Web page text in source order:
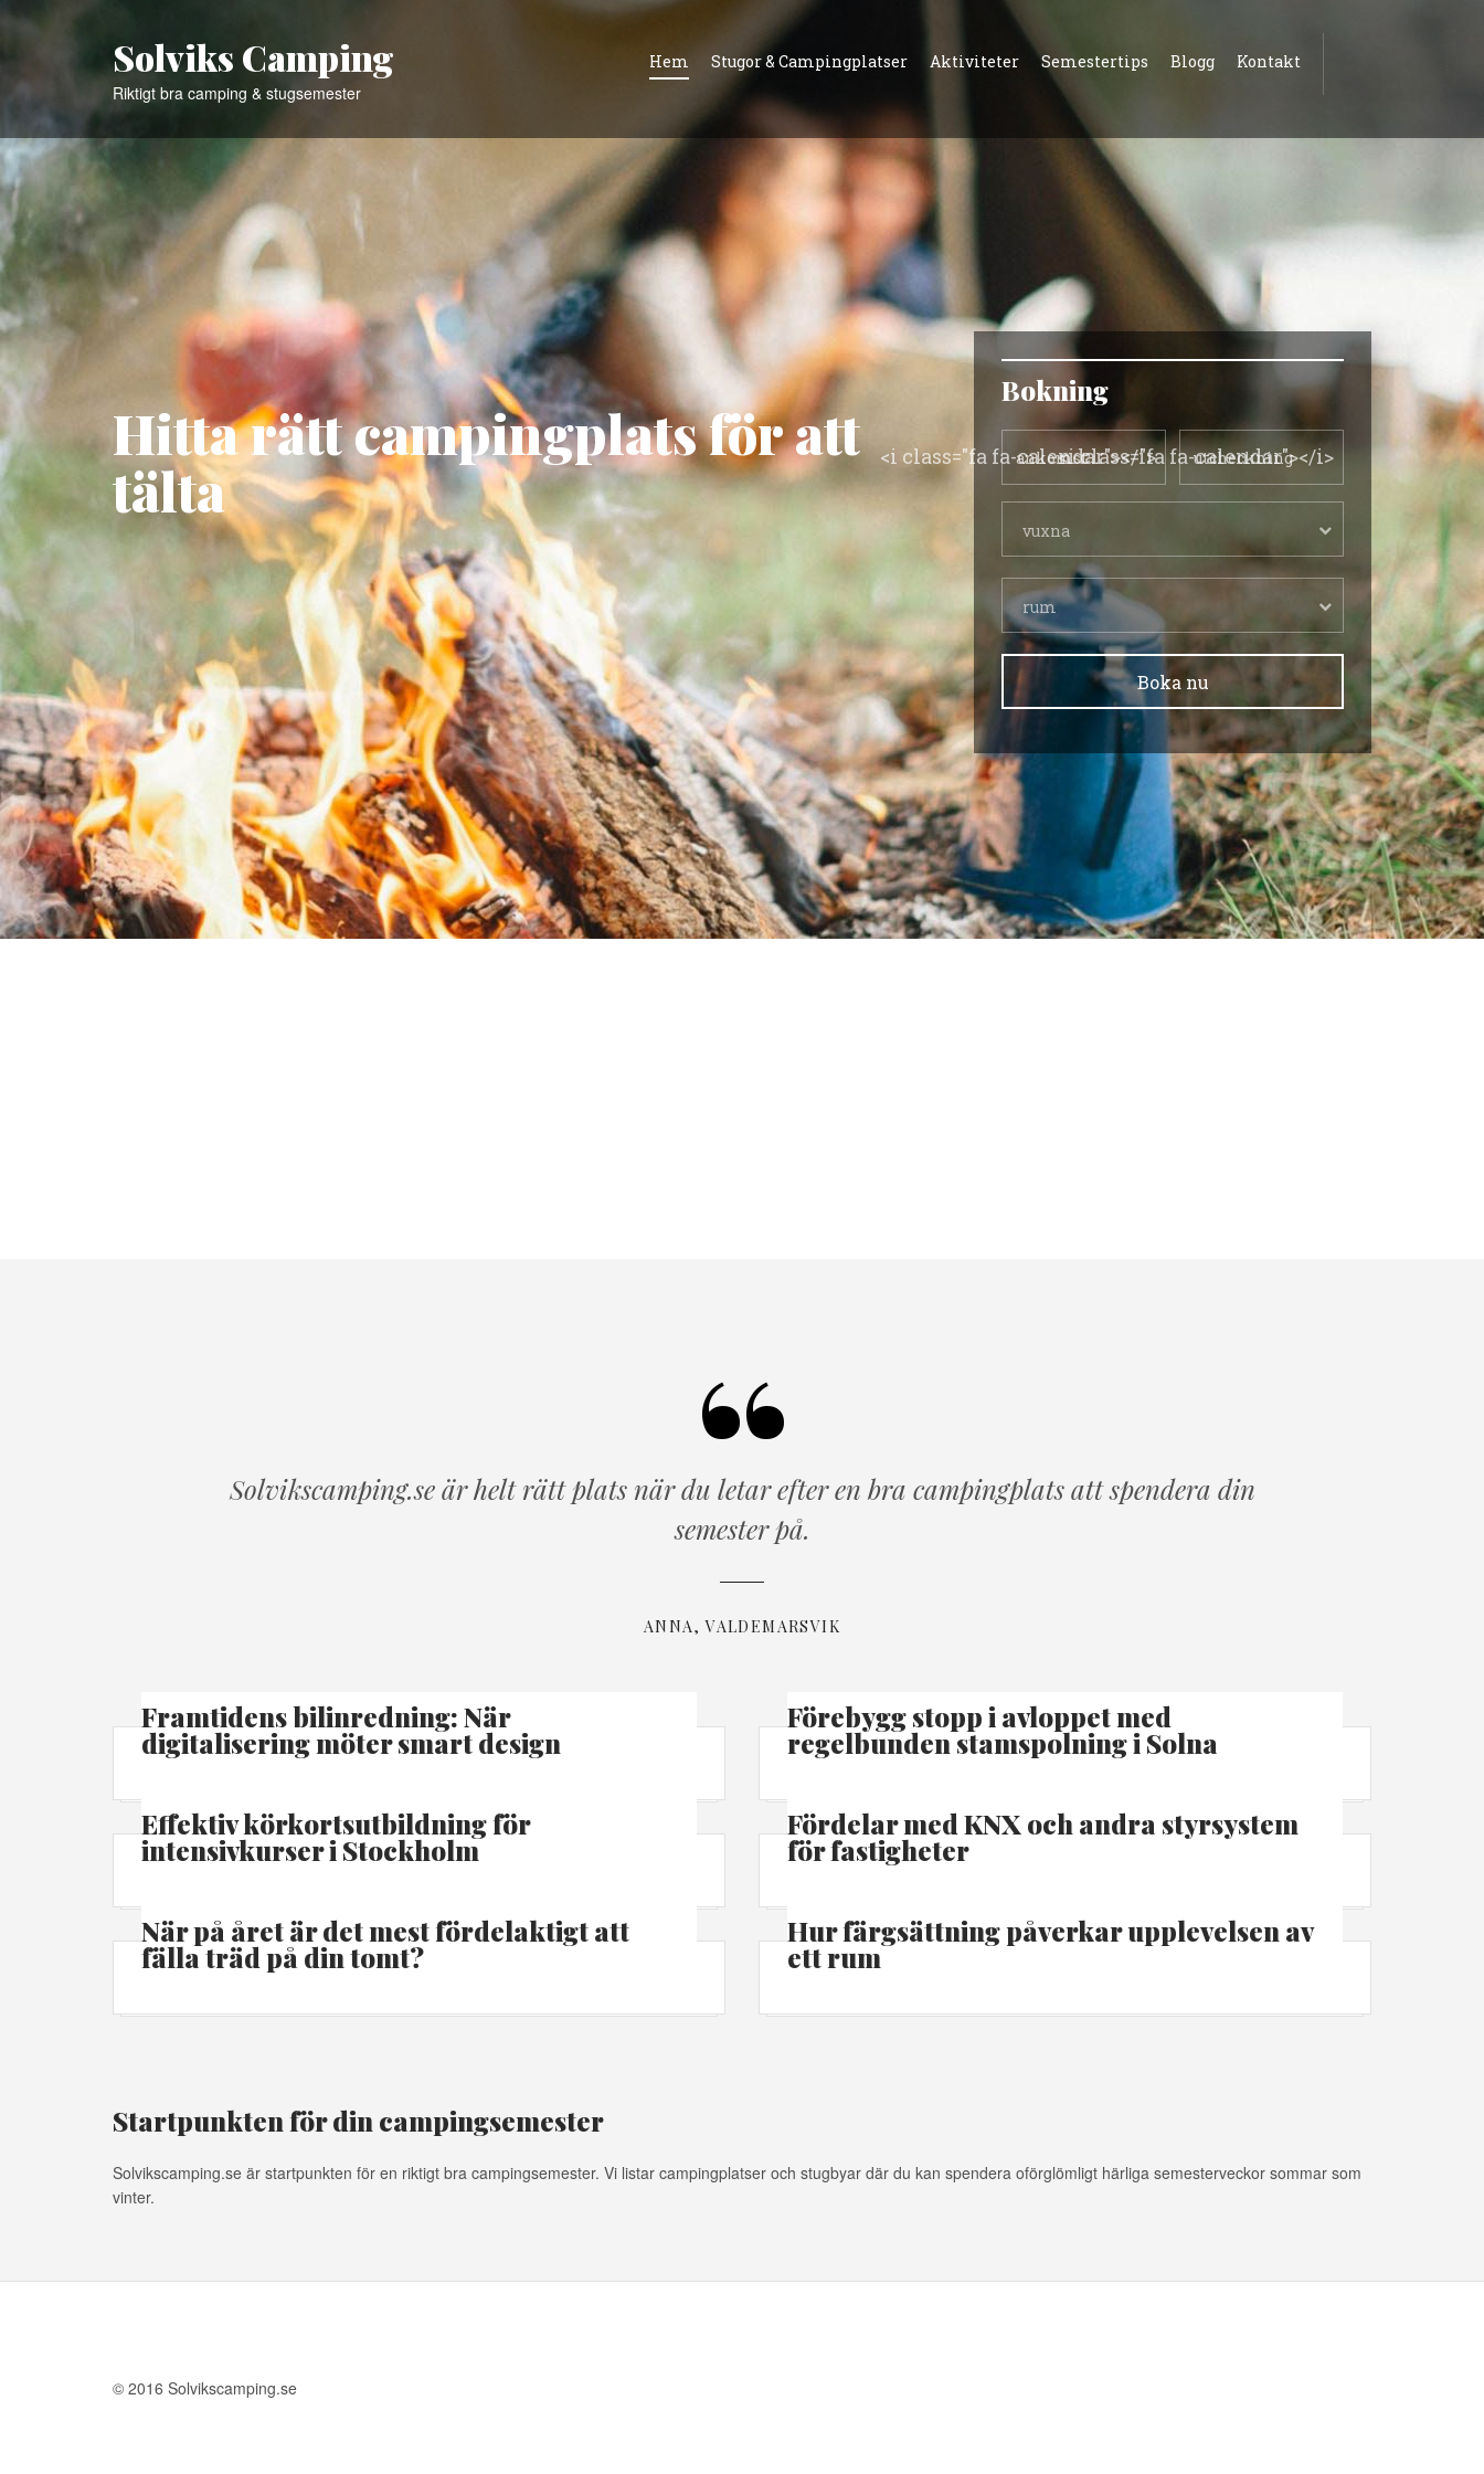
Solviks Camping
Riktigt bra camping & stugsemester
Hem Stugor & Campingplatser Aktiviteter Semestertips Blogg Kontakt
Hitta rätt campingplats för att
tälta
Bokning
<i class="fa fa-calendar"></i><i class="fa fa-calendar"></i>
vuxna
rum
Boka nu
Solvikscamping.se är helt rätt plats när du letar efter en bra campingplats att spendera din
semester på.
ANNA, VALDEMARSVIK
Framtidens bilinredning: När
digitalisering möter smart design
Förebygg stopp i avloppet med
regelbunden stamspolning i Solna
Effektiv körkortsutbildning för
intensivkurser i Stockholm
Fördelar med KNX och andra styrsystem
för fastigheter
När på året är det mest fördelaktigt att
fälla träd på din tomt?
Hur färgsättning påverkar upplevelsen av
ett rum
Startpunkten för din campingsemester
Solvikscamping.se är startpunkten för en riktigt bra campingsemester. Vi listar campingplatser och stugbyar där du kan spendera oförglömligt härliga semesterveckor sommar som
vinter.
© 2016 Solvikscamping.se